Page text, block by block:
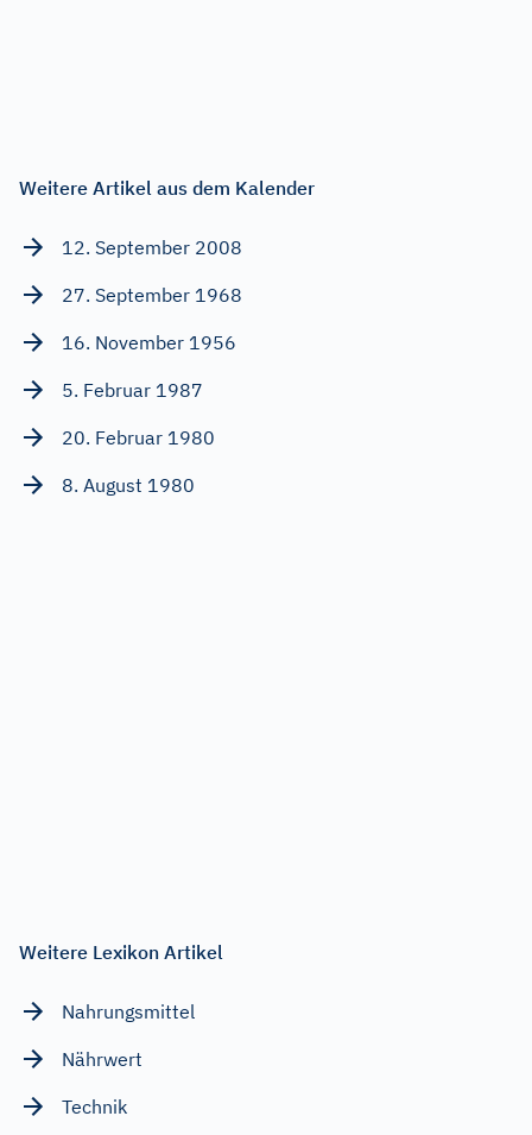
Weitere Artikel aus dem Kalender
12. September 2008
27. September 1968
16. November 1956
5. Februar 1987
20. Februar 1980
8. August 1980
Weitere Lexikon Artikel
Nahrungsmittel
Nährwert
Technik